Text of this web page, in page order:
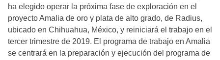
ha elegido operar la próxima fase de exploración en el
proyecto Amalia de oro y plata de alto grado, de Radius,
ubicado en Chihuahua, México, y reiniciará el trabajo en el
tercer trimestre de 2019. El programa de trabajo en Amalia
se centrará en la preparación y ejecución del programa de